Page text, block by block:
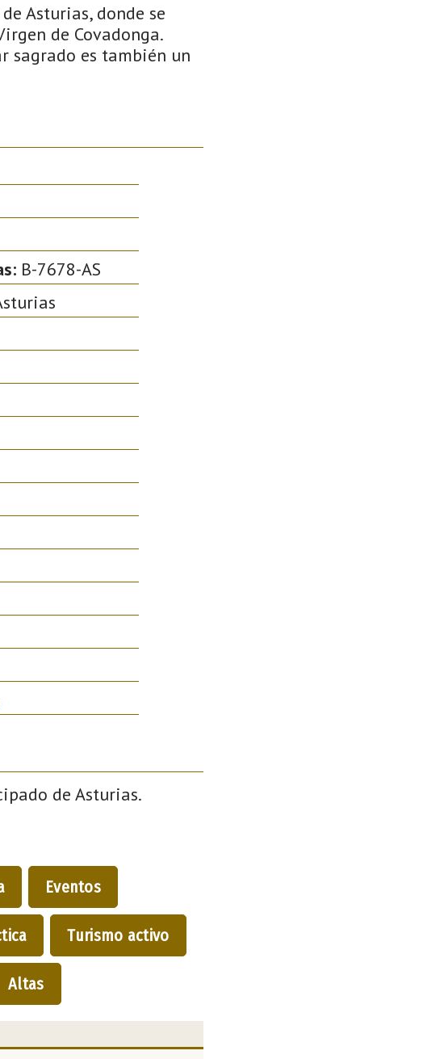
Asturias, donde se
de Covadonga.
sagrado es también un
B-7678-AS
de Asturias.
Eventos
Turismo activo
Altas